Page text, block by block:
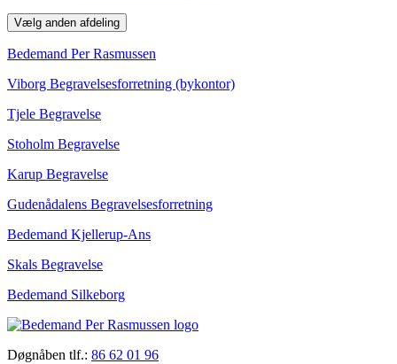
Vælg anden afdeling
Bedemand Per Rasmussen
Viborg Begravelsesforretning (bykontor)
Tjele Begravelse
Stoholm Begravelse
Karup Begravelse
Gudenådalens Begravelsesforretning
Bedemand Kjellerup-Ans
Skals Begravelse
Bedemand Silkeborg
Døgnåben tlf.: 86 62 01 96